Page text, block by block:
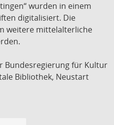
wurden in einem
digitalisiert. Die
weitere mittelalterliche
Bundesregierung für Kultur
Bibliothek, Neustart